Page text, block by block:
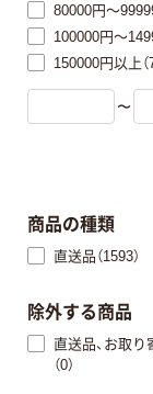
80000円～99999
100000円～
150000円以上（7
〜
商品の種類
直送品（1593）
除外する商品
直送品、お取り
（0）